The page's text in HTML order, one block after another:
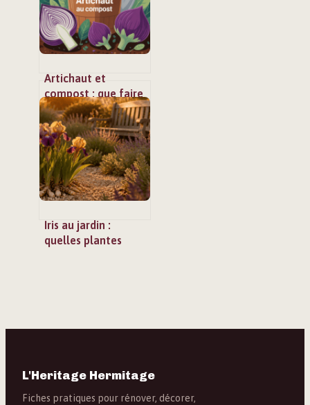
Artichaut et
compost : que faire
de ce légume au
jardin ?
Iris au jardin :
quelles plantes
L'Heritage Hermitage
Fiches pratiques pour rénover, décorer,